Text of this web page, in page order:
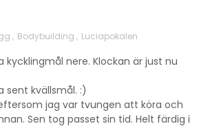
, Bodybuilding , Luciapokalen
kycklingmål nere. Klockan är just nu
sent kvällsmål. :)
jag var tvungen att köra och
Sen tog passet sin tid. Helt färdig i